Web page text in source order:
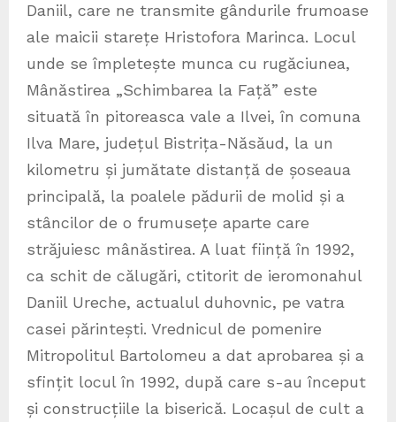
Daniil, care ne transmite gândurile frumoase
ale maicii starețe Hristofora Marinca. Locul
unde se împletește munca cu rugăciunea,
Mânăstirea „Schimbarea la Față” este
situată în pitoreasca vale a Ilvei, în comuna
Ilva Mare, județul Bistrița-Năsăud, la un
kilometru și jumătate distanță de șoseaua
principală, la poalele pădurii de molid și a
stâncilor de o frumusețe aparte care
străjuiesc mânăstirea. A luat ființă în 1992,
ca schit de călugări, ctitorit de ieromonahul
Daniil Ureche, actualul duhovnic, pe vatra
casei părintești. Vrednicul de pomenire
Mitropolitul Bartolomeu a dat aprobarea și a
sfințit locul în 1992, după care s-au început
și construcțiile la biserică. Locașul de cult a